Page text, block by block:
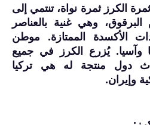
ثمرة الكرز ثمرة نواة، تنتمي إلى
وهي غنية بالعناصر
الأكسدة الممتازة. موطن
وآسيا. يُزرع الكرز في جميع
دول منتجة له هي تركيا
وإيران.